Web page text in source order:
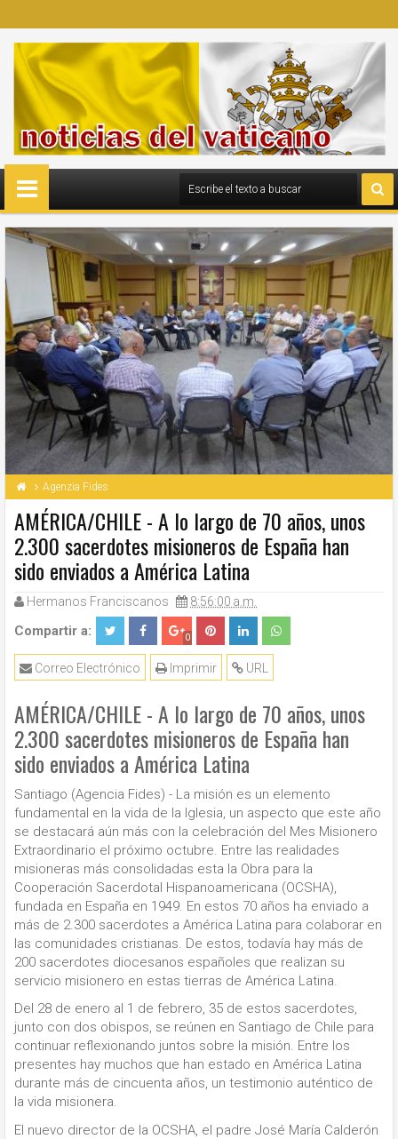
Agenzia Fides
AMÉRICA/CHILE - A lo largo de 70 años, unos
2.300 sacerdotes misioneros de España han
sido enviados a América Latina
Hermanos Franciscanos 8:56:00 a.m.
Compartir a: 0
URL
Imprimir
Correo Electrónico
AMÉRICA/CHILE - A lo largo de 70 años, unos
2.300 sacerdotes misioneros de España han
sido enviados a América Latina
Santiago (Agencia Fides) - La misión es un elemento
fundamental en la vida de la Iglesia, un aspecto que este año
se destacará aún más con la celebración del Mes Misionero
Extraordinario el próximo octubre. Entre las realidades
misioneras más consolidadas esta la Obra para la
Cooperación Sacerdotal Hispanoamericana (OCSHA),
fundada en España en 1949. En estos 70 años ha enviado a
más de 2.300 sacerdotes a América Latina para colaborar en
las comunidades cristianas. De estos, todavía hay más de
200 sacerdotes diocesanos españoles que realizan su
servicio misionero en estas tierras de América Latina.
Del 28 de enero al 1 de febrero, 35 de estos sacerdotes,
junto con dos obispos, se reúnen en Santiago de Chile para
continuar reflexionando juntos sobre la misión. Entre los
presentes hay muchos que han estado en América Latina
durante más de cincuenta años, un testimonio auténtico de
la vida misionera.
El nuevo director de la OCSHA, el padre José María Calderón